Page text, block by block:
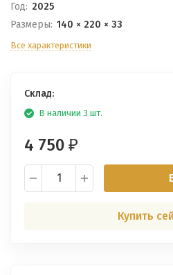
Год: 2025
Размеры: 140 × 220 × 33
Все характеристики
Склад:
В наличии 3 шт.
4 750 ₽
Купить